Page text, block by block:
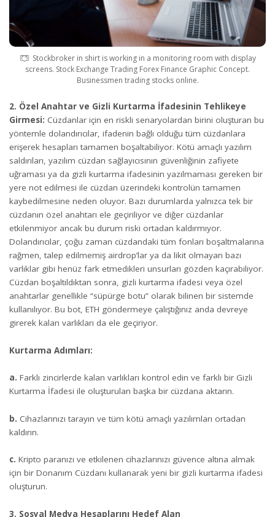
Stockbroker in shirt is working in a monitoring room with display
screens. Stock Exchange Trading Forex Finance Graphic Concept.
Businessmen trading stocks online.
2. Özel Anahtar ve Gizli Kurtarma İfadesinin Tehlikeye
Girmesi: Cüzdanlar için en riskli senaryolardan birini oluşturan bu
yöntemle dolandırıcılar, ifadenin bağlı olduğu tüm cüzdanlara
erişerek hesapları tamamen boşaltabiliyor. Kötü amaçlı yazılım
saldırıları, yazılım cüzdan sağlayıcısının güvenliğinin zafiyete
uğraması ya da gizli kurtarma ifadesinin yazılmaması gereken bir
yere not edilmesi ile cüzdan üzerindeki kontrolün tamamen
kaybedilmesine neden oluyor. Bazı durumlarda yalnızca tek bir
cüzdanın özel anahtarı ele geçiriliyor ve diğer cüzdanlar
etkilenmiyor ancak bu durum riski ortadan kaldırmıyor.
Dolandırıcılar, çoğu zaman cüzdandaki tüm fonları boşaltmalarına
rağmen, talep edilmemiş airdrop’lar ya da likit olmayan bazı
varlıklar gibi henüz fark etmedikleri unsurları gözden kaçırabiliyor.
Cüzdan boşaltıldıktan sonra, gizli kurtarma ifadesi veya özel
anahtarlar genellikle “süpürge botu” olarak bilinen bir sistemde
kullanılıyor. Bu bot, ETH göndermeye çalıştığınız anda devreye
girerek kalan varlıkları da ele geçiriyor.
Kurtarma Adımları:
a. Farklı zincirlerde kalan varlıkları kontrol edin ve farklı bir Gizli
Kurtarma İfadesi ile oluşturulan başka bir cüzdana aktarın.
b. Cihazlarınızı tarayın ve tüm kötü amaçlı yazılımları ortadan
kaldırın.
c. Kripto paranızı ve etkilenen cihazlarınızı güvence altına almak
için bir Donanım Cüzdanı kullanarak yeni bir gizli kurtarma ifadesi
oluşturun.
3. Sosyal Medya Hesaplarını Hedef Alan